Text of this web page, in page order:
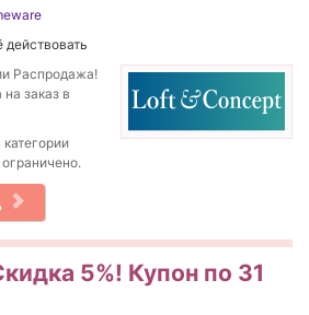
Распродажа!
заказ в
5%! Купон по 31